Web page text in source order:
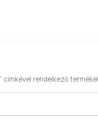
címkével rendelkező